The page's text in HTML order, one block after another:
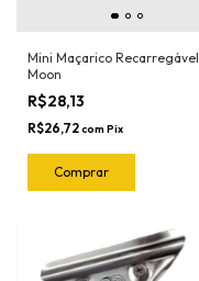
Mini Maçarico Recarregável
Moon
R$28,13
R$26,72com Pix